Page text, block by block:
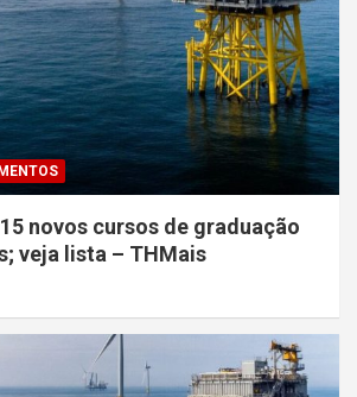
novos cursos de graduação
veja lista – THMais